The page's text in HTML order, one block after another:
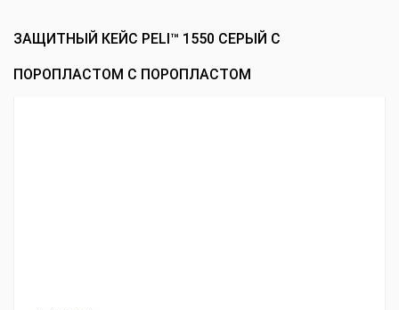
ЗАЩИТНЫЙ КЕЙС PELI™ 1550 СЕРЫЙ С
ПОРОПЛАСТОМ С ПОРОПЛАСТОМ